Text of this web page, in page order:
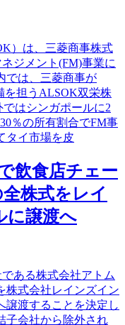
）は、三菱商事株式
ジメント(FM)事業に
では、三菱商事が
を担うALSOK双栄株
はシンガポールに2
％の所有割合でFM事
タイ市場を皮
飲食店チェー
株式をレイ
に譲渡へ
ある株式会社アトム
株式会社レインズイン
譲渡することを決定し
子会社から除外され